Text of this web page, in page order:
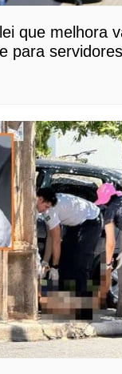
que melhora
para